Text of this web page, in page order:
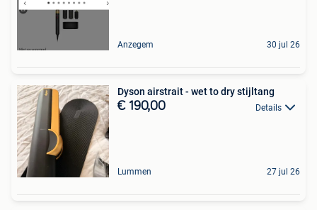
Anzegem 30 jul 26
Dyson airstrait - wet to dry stijltang
€ 190,00 Details
Lummen 27 jul 26